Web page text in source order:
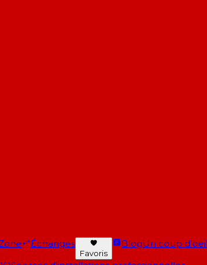
Échanges
Favoris
BlogUn coup